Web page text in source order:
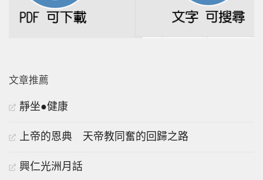
文章推薦
靜坐●健康
上帝的恩典 天帝教同奮的回歸之路
興仁光洲月話